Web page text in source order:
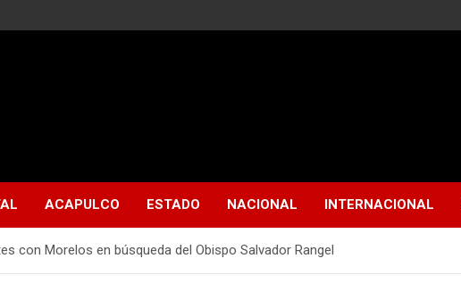
ACAPULCO ESTADO NACIONAL INTERNACIONAL
con Morelos en búsqueda del Obispo Salvador Rangel